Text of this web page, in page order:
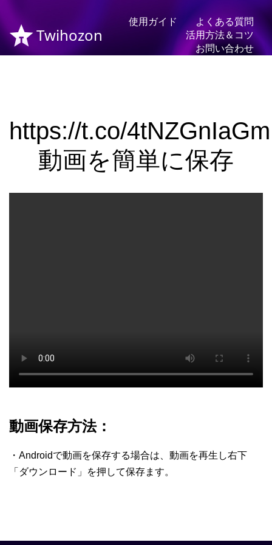
Twihozon
使用ガイド
よくある質問
活用方法＆コツ
お問い合わせ
https://t.co/4tNZGnIaGm
動画を簡単に保存
動画保存方法：
・Androidで動画を保存する場合は、動画を再生し右下
「ダウンロード」を押して保存ます。